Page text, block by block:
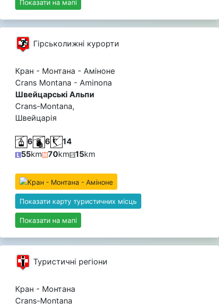
Показати на мапі
Гірськолижні курорти
Кран - Монтана - Аміноне
Crans Montana - Aminona
Швейцарські Альпи
Crans-Montana,
Швейцарія
6 6
14
55km 70km 15km
Показати карту туристичних місць
Показати на мапі
Туристичні регіони
Кран - Монтана
Crans-Montana